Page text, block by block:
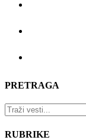
PRETRAGA
RUBRIKE